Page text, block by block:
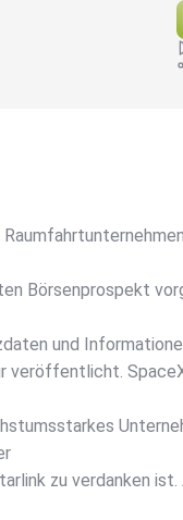
Börsenprospekt
und
veröffentlicht.
zu verdanken